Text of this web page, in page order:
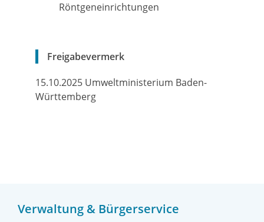
Verwaltung & Bürgerservice
Röntgeneinrichtungen
Freigabevermerk
15.10.2025 Umweltministerium Baden-
Württemberg